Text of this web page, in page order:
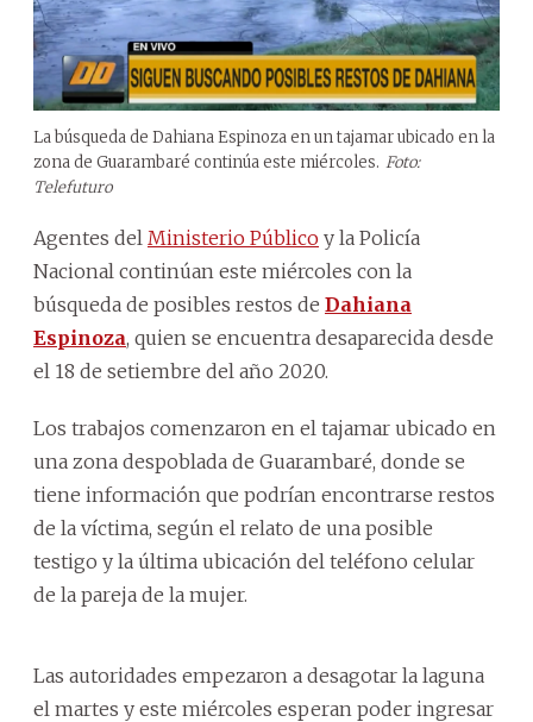
La búsqueda de Dahiana Espinoza en un tajamar ubicado en la
zona de Guarambaré continúa este miércoles. Foto:
Telefuturo
Agentes del Ministerio Público y la Policía
Nacional continúan este miércoles con la
búsqueda de posibles restos de Dahiana
Espinoza, quien se encuentra desaparecida desde
el 18 de setiembre del año 2020.
Los trabajos comenzaron en el tajamar ubicado en
una zona despoblada de Guarambaré, donde se
tiene información que podrían encontrarse restos
de la víctima, según el relato de una posible
testigo y la última ubicación del teléfono celular
de la pareja de la mujer.
Las autoridades empezaron a desagotar la laguna
el martes y este miércoles esperan poder ingresar